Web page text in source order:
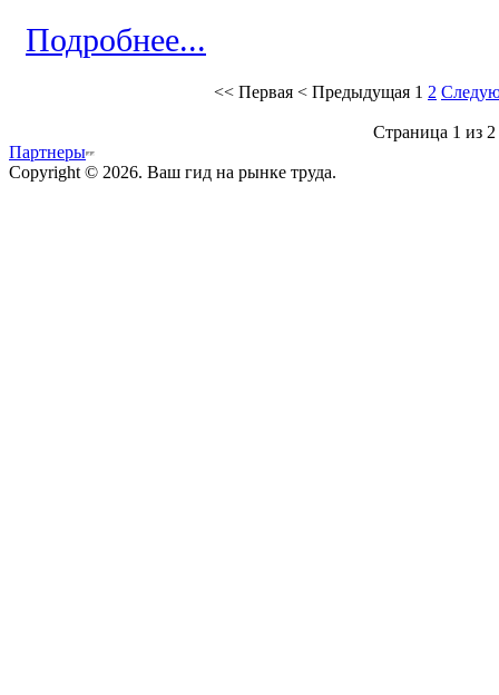
Подробнее...
<< Первая < Предыдущая 1 2
Страница 1 из 2
Партнеры
Copyright © 2026. Ваш гид на рынке труда.